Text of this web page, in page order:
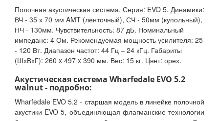
Полочная акустическая система. Серия: EVO 5. Динамики:
ВЧ - 35 х 70 мм AMT (ленточный), СЧ - 50мм (купольный),
НЧ - 130мм. Чувствительность: 87 дБ. Номинальный
импеданс: 4 Ом. Рекомендуемая мощность усилителя: 25
- 120 Вт. Диапазон частот: 44 Гц – 24 кГц. Габариты
(ШхВхГ): 260 x 497 x 390 мм. Вес: 15 кг. Цвет: орех.
Акустическая система Wharfedale EVO 5.2
walnut - подробно:
Wharfedale EVO 5.2 - старшая модель в линейке полочной
акустики EVO 5, объединяющая флагманские технологии